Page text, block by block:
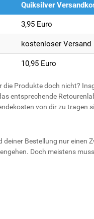
Quiksilver
3,95 Euro
kostenloser Versand
10,95 Euro
Produkte doch nicht?
entsprechende
von dir zu tragen
Bestellung nur
Doch meistens